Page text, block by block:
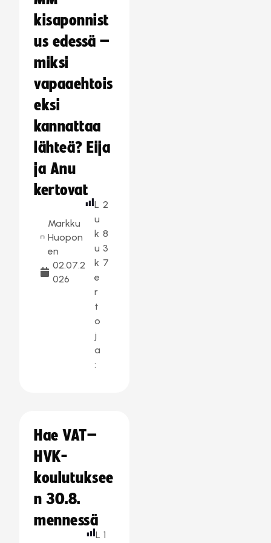
kisaponnist
us edessä –
miksi
vapaaehtois
eksi
kannattaa
lähteä? Eija
ja Anu
kertovat
Markku
Huopon
en
02.07.2
026
L
u
k
u
k
e
r
t
o
j
a
:
2
8
3
7
Hae VAT–
HVK-
koulutuksee
n 30.8.
mennessä
L 1